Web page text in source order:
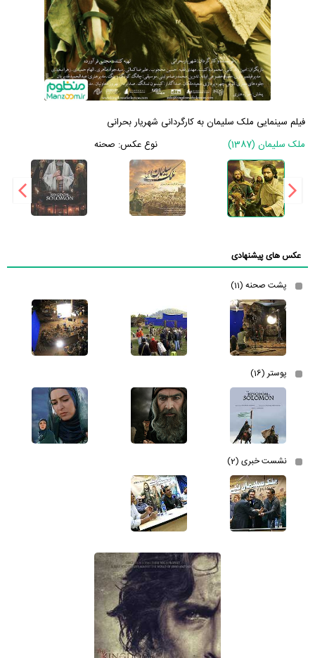
فیلم سینمایی ملک سلیمان به کارگردانی شهریار بحرانی
ملک سلیمان (1387)
نوع عکس: صحنه
عکس های پیشنهادی
پشت صحنه (11)
پوستر (16)
نشست خبری (2)